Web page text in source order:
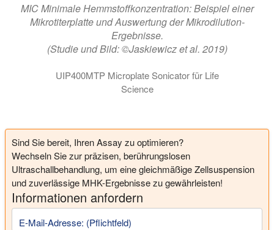
MIC Minimale Hemmstoffkonzentration: Beispiel einer
Mikrotiterplatte und Auswertung der Mikrodilution-
Ergebnisse.
(Studie und Bild: ©Jaskiewicz et al. 2019)
UIP400MTP Microplate Sonicator für Life
Science
Sind Sie bereit, Ihren Assay zu optimieren?
Wechseln Sie zur präzisen, berührungslosen
Ultraschallbehandlung, um eine gleichmäßige Zellsuspension
und zuverlässige MHK-Ergebnisse zu gewährleisten!
Informationen anfordern
E-Mail-Adresse: (Pflichtfeld)